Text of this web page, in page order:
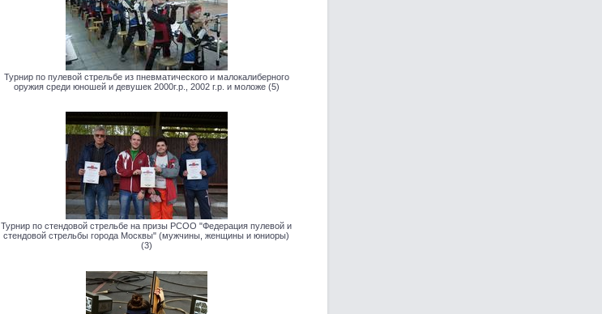
Турнир по пулевой стрельбе из пневматического и малокалиберного
оружия среди юношей и девушек 2000г.р., 2002 г.р. и моложе (5)
Турнир по стендовой стрельбе на призы РСОО "Федерация пулевой и
стендовой стрельбы города Москвы" (мужчины, женщины и юниоры)
(3)